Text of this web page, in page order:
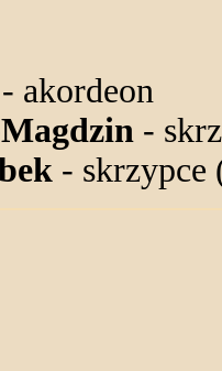
- akordeon
-
- skrzypce